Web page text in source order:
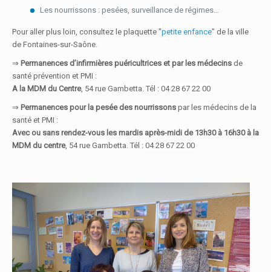
Les nourrissons : pesées, surveillance de régimes…
Pour aller plus loin, consultez le plaquette "petite enfance" de la ville
de Fontaines-sur-Saône.
⇒ Permanences d’infirmières puéricultrices et par les médecins de
santé prévention et PMI :
A la MDM du Centre, 54 rue Gambetta. Tél : 04 28 67 22 00
⇒ Permanences pour la pesée des nourrissons par les médecins de la
santé et PMI :
Avec ou sans rendez-vous les mardis après-midi de 13h30 à 16h30 à la
MDM du centre, 54 rue Gambetta. Tél : 04 28 67 22 00